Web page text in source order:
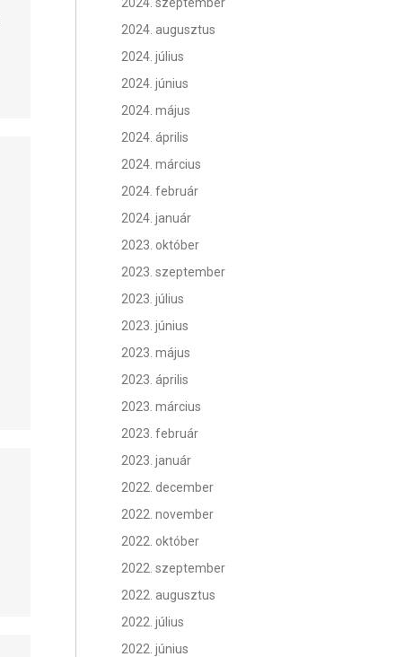
2024. augusztus
2024. július
2024. június
2024. május
2024. április
2024. március
2024. február
2024. január
2023. október
2023. szeptember
2023. július
2023. június
2023. május
2023. április
2023. március
2023. február
2023. január
2022. december
2022. november
2022. október
2022. szeptember
2022. augusztus
2022. július
2022. június